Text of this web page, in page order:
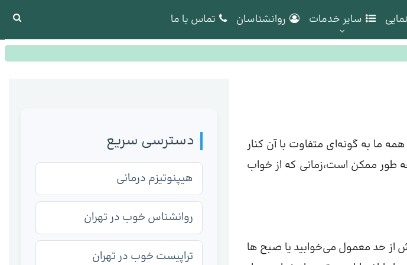
سایر خدمات روانشناسان تماس با ما
ما به گونه‌ای متفاوت با آن کنار
طور ممکن است،زمانی که از خواب
حد معمول می‌خوابید یا صبح‌ ها
دسترسی سریع
هیپنوتیزم درمانی
روانشناس خوب در تهران
تراپیست خوب در تهران